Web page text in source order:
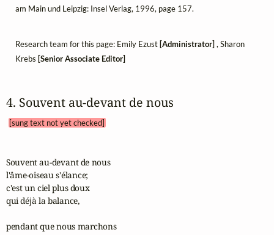
am Main und Leipzig: Insel Verlag, 1996, page 157.
Research team for this page: Emily Ezust [Administrator] , Sharon
Krebs [Senior Associate Editor]
4. Souvent au‑devant de nous
[sung text not yet checked]
Souvent au-devant de nous
l'âme-oiseau s'élance;
c'est un ciel plus doux
qui déjà la balance,
pendant que nous marchons